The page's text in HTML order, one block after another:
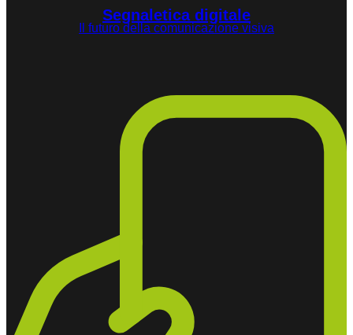
Segnaletica digitale
Il futuro della comunicazione visiva